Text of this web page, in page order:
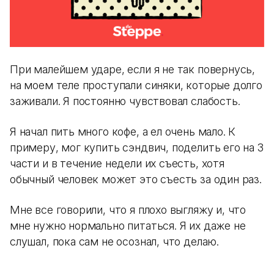
При малейшем ударе, если я не так повернусь,
на моем теле проступали синяки, которые долго
заживали. Я постоянно чувствовал слабость.
Я начал пить много кофе, а ел очень мало. К
примеру, мог купить сэндвич, поделить его на 3
части и в течение недели их съесть, хотя
обычный человек может это съесть за один раз.
Мне все говорили, что я плохо выгляжу и, что
мне нужно нормально питаться. Я их даже не
слушал, пока сам не осознал, что делаю.